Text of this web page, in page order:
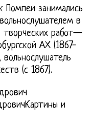
Помпеи занимались
в
работ—
АХ (1867-
вольнослушатель
(с 1867).
и